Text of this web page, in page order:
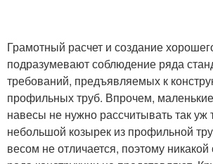
Грамотный расчет и создание
подразумевают соблюдение ряда
требований, предъявляемых к
профильных труб. Впрочем,
навесы не нужно рассчитывать так уж
небольшой козырек из профильной
весом не отличается, поэтому никакой